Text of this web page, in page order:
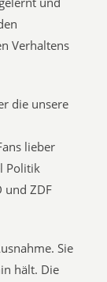
Verhaltens
die unsere
lieber
Politik
und ‪ZDF‬
Sie
hält. Die